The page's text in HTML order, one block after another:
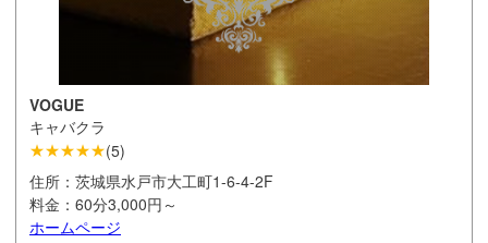
VOGUE
キャバクラ
★★★★★(5)
住所： 茨城県水戸市大工町1-6-4-2F
料金： 60分3,000円～
ホームページ